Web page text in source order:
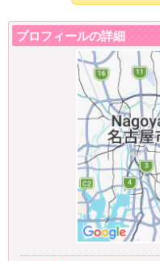
プロフィールの詳細